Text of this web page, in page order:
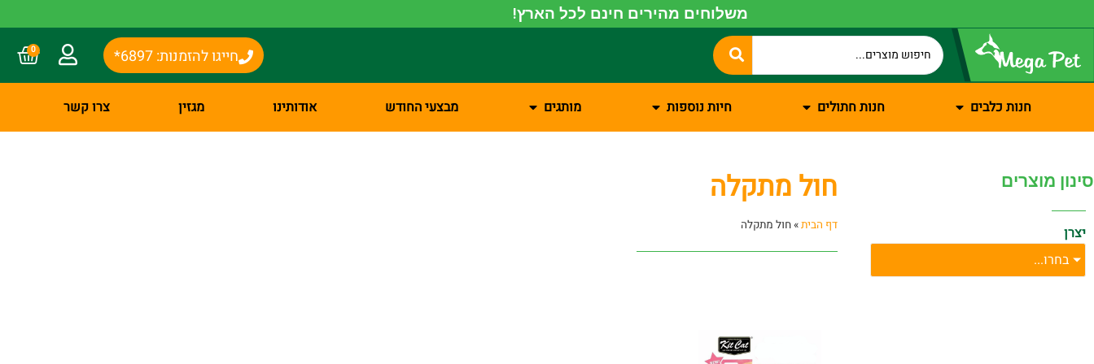
משלוחים מהירים חינם לכל הארץ!
חייגו להזמנות: 6897* 0
חנות כלבים חנות חתולים חיות נוספות מותגים מבצעי החודש אודותינו מגזין צרו קשר
סינון מוצרים
יצרן
בחרו...
חול מתקלה
דף הבית»חול מתקלה